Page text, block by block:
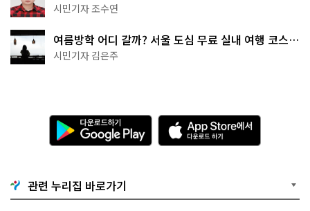
·무더위쉼터까지
시민기자 조수연
여름방학 어디 갈까? 서울 도심 무료 실내 여행 코스
추천
시민기자 김은주
다
운
로
기
G
o
A
p
p
e
관련 누리집 바로가기